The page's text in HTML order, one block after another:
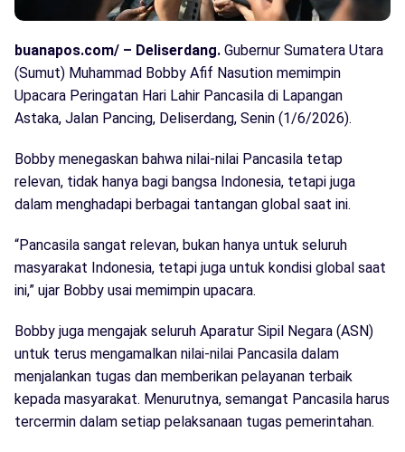
buanapos.com/ – Deliserdang. Gubernur Sumatera Utara
(Sumut) Muhammad Bobby Afif Nasution memimpin
Upacara Peringatan Hari Lahir Pancasila di Lapangan
Astaka, Jalan Pancing, Deliserdang, Senin (1/6/2026).
Bobby menegaskan bahwa nilai-nilai Pancasila tetap
relevan, tidak hanya bagi bangsa Indonesia, tetapi juga
dalam menghadapi berbagai tantangan global saat ini.
“Pancasila sangat relevan, bukan hanya untuk seluruh
masyarakat Indonesia, tetapi juga untuk kondisi global saat
ini,” ujar Bobby usai memimpin upacara.
Bobby juga mengajak seluruh Aparatur Sipil Negara (ASN)
untuk terus mengamalkan nilai-nilai Pancasila dalam
menjalankan tugas dan memberikan pelayanan terbaik
kepada masyarakat. Menurutnya, semangat Pancasila harus
tercermin dalam setiap pelaksanaan tugas pemerintahan.